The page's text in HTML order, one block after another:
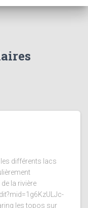
différents lacs
la rivière
les topos sur